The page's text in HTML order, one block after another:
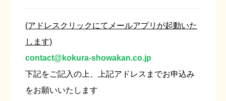
(アドレスクリックにてメールアプリが起動いた
します)
contact@kokura-showakan.co.jp
下記をご記入の上、上記アドレスまでお申込み
をお願いいたします